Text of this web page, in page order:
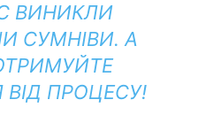
ВИНИКЛИ
СУМНІВИ. А
ПРОЦЕСУ!